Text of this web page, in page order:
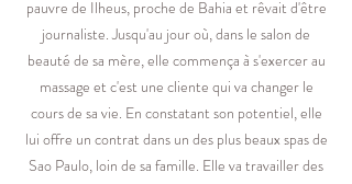
pauvre de Ilheus, proche de Bahia et rêvait d'être
journaliste. Jusqu'au jour où, dans le salon de
beauté de sa mère, elle commença à s'exercer au
massage et c'est une cliente qui va changer le
cours de sa vie. En constatant son potentiel, elle
lui offre un contrat dans un des plus beaux spas de
Sao Paulo, loin de sa famille. Elle va travailler des